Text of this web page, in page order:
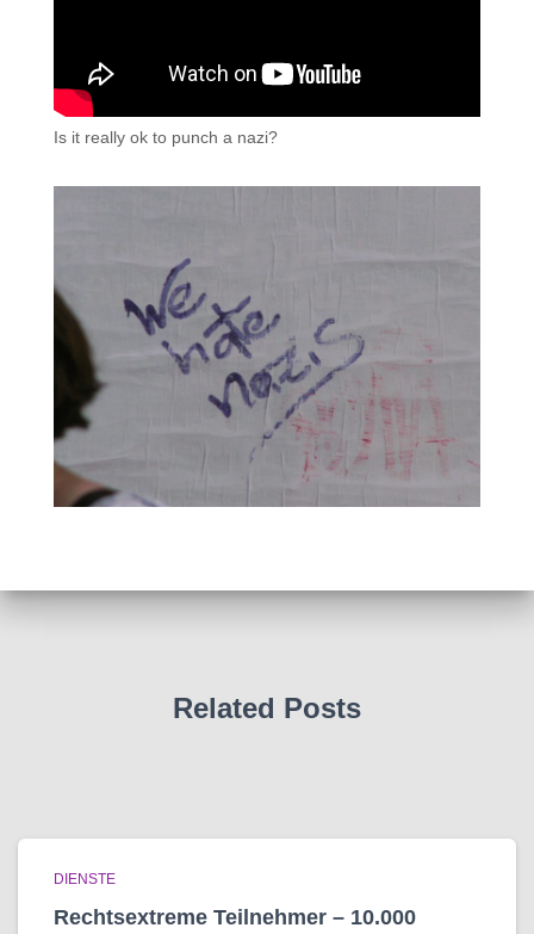
Is it really ok to punch a nazi?
Related Posts
DIENSTE
Rechtsextreme Teilnehmer – 10.000